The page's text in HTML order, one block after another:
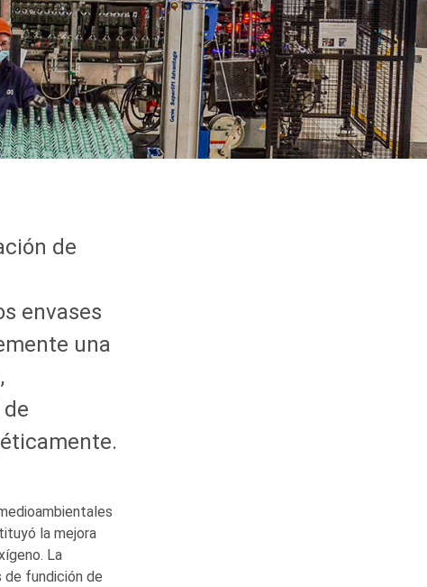
de
envases
una
la mejora
La
de fundición de